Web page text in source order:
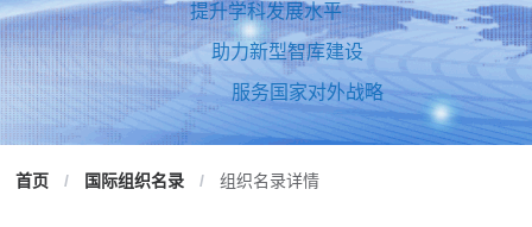
提升学科发展水平
助力新型智库建设
服务国家对外战略
首页 / 国际组织名录 / 组织名录详情